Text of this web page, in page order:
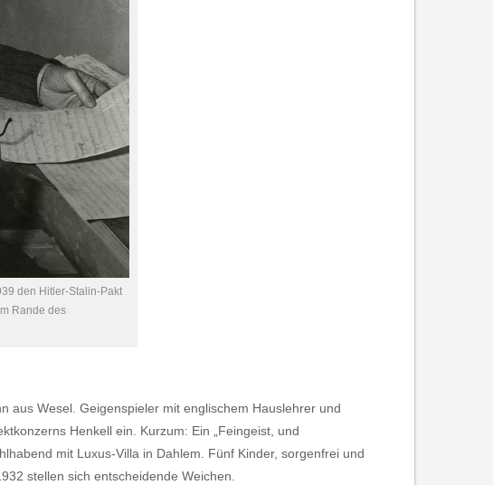
den Hitler-Stalin-Pakt
Rande des
aus Wesel. Geigenspieler mit englischem Hauslehrer und
Henkell ein. Kurzum: Ein „Feingeist, und
mit Luxus-Villa in Dahlem. Fünf Kinder, sorgenfrei und
stellen sich entscheidende Weichen.